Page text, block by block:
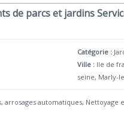
de parcs et jardins
Catégorie :
Ville : Ile de
seine, Marly-
arrosages automatiques, Nettoyage